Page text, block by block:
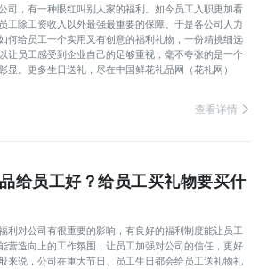
司，有一种眼红叫别人家的福利。如今员工入职更加看
工除工资收入以外最强最重要的保障。于是各公司人力
何给员工一个实用又有创意的福利礼物，一份精挑细选
让员工感受到企业自己的足够重视，毫不夸张的是一个
显。更多生日送礼，尽在中国鲜花礼品网（花礼网）
查看详情
给员工好？给员工买礼物要买什
利对公司有很重要的影响，有良好的福利制度能让员工
营造向上的工作氛围，让员工加强对公司的信任，更好
来说，公司在重大节日、员工生日都会给员工送礼物礼